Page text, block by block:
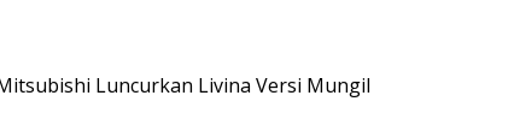
Luncurkan Livina Versi Mungil